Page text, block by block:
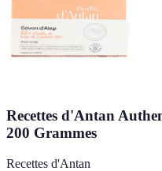
Recettes d'Antan
200 Grammes
Recettes d'Antan